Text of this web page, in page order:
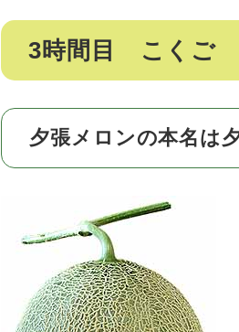
3時間目 こくご
夕張メロンの本名は